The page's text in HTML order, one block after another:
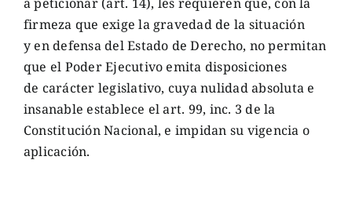
firmeza que exige la gravedad de la situación
y en defensa del Estado de Derecho, no permitan
que el Poder Ejecutivo emita disposiciones
de carácter legislativo, cuya nulidad absoluta e
insanable establece el art. 99, inc. 3 de la
Constitución Nacional, e impidan su vigencia o
aplicación.